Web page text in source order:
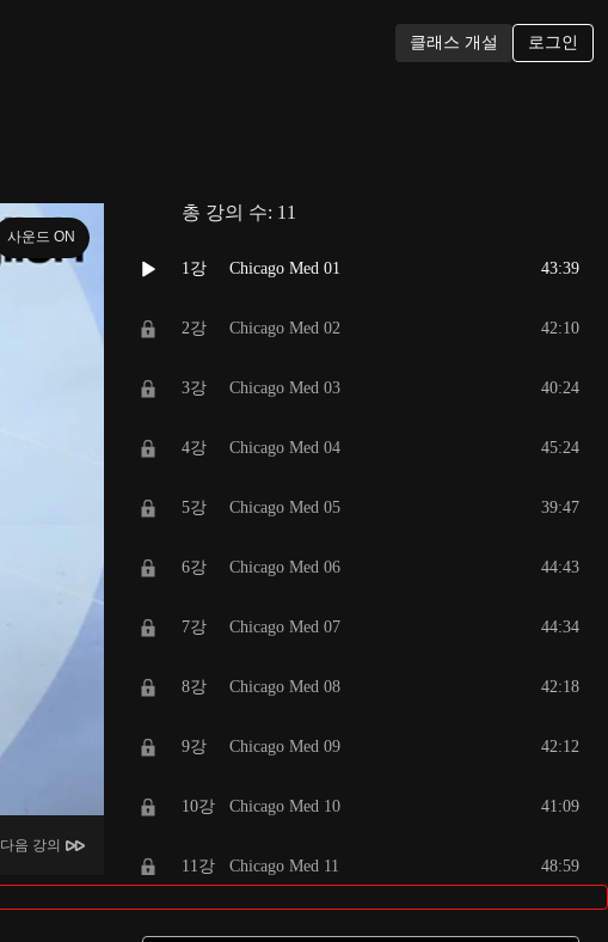
클래스 개설 로그인
사운드 ON
다음 강의
총 강의 수: 11
1강 Chicago Med 01 43:39
2강 Chicago Med 02 42:10
3강 Chicago Med 03 40:24
4강 Chicago Med 04 45:24
5강 Chicago Med 05 39:47
6강 Chicago Med 06 44:43
7강 Chicago Med 07 44:34
8강 Chicago Med 08 42:18
9강 Chicago Med 09 42:12
10강 Chicago Med 10 41:09
11강 Chicago Med 11
48:59